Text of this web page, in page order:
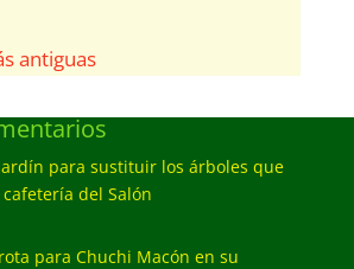
antiguas
para sustituir los árboles que
del Salón
para Chuchi Macón en su